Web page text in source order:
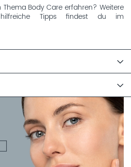
Body Care erfahren? Weitere
Tipps findest du im